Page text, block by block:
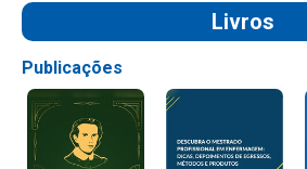
Livros
Publicações